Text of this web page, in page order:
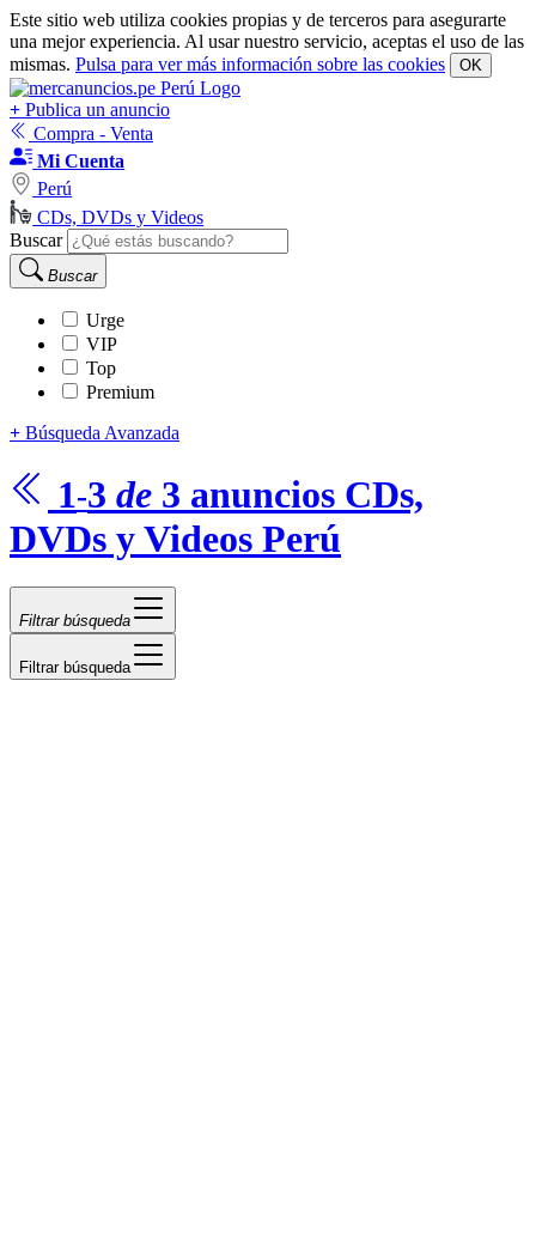
Este sitio web utiliza cookies propias y de terceros para asegurarte
una mejor experiencia. Al usar nuestro servicio, aceptas el uso de las
mismas. Pulsa para ver más información sobre las cookies OK
+ Publica un anuncio
Compra - Venta
Mi Cuenta
Perú
CDs, DVDs y Videos
Buscar
Buscar
Urge
VIP
Top
Premium
+ Búsqueda Avanzada
1-3 de 3 anuncios CDs,
DVDs y Videos Perú
Filtrar búsqueda
Filtrar búsqueda